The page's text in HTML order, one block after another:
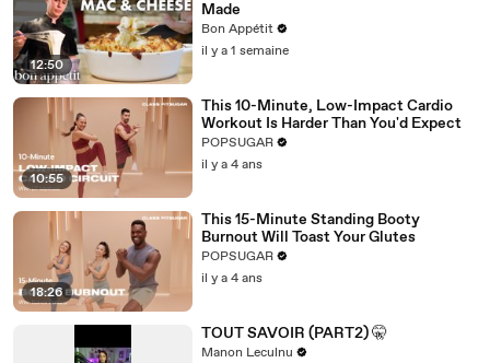
12:50
Made
Bon Appétit
il y a 1 semaine
10:55
This 10-Minute, Low-Impact Cardio
Workout Is Harder Than You'd Expect
POPSUGAR
il y a 4 ans
18:26
This 15-Minute Standing Booty
Burnout Will Toast Your Glutes
POPSUGAR
il y a 4 ans
TOUT SAVOIR (PART2) 🤫
Manon Leculnu